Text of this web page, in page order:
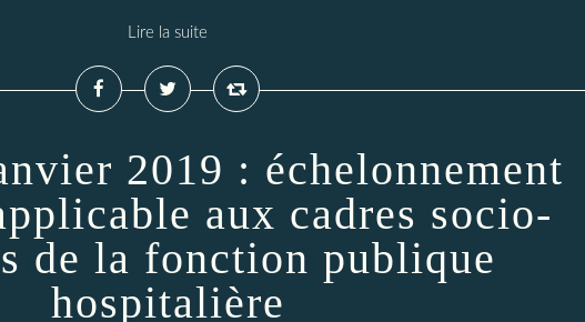
Lire la suite
2019 : échelonnement
aux cadres socio-
de la fonction publique
hospitalière